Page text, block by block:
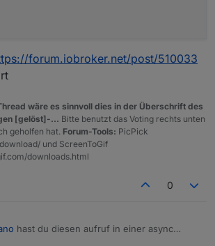
forum.iobroker.net/post/510033
wäre es sinnvoll dies in der Überschrift des
[gelöst]-... Bitte benutzt das Voting rechts unten
geholfen hat. Forum-Tools: PicPick
und ScreenToGif
downloads.html
0
hast du diesen aufruf in einer async